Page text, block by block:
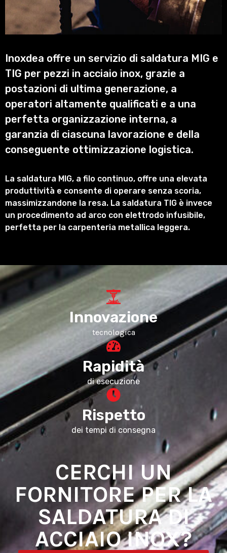
Inoxdea offre un servizio di saldatura MIG e
TIG per pezzi in acciaio inox, grazie a
postazioni di ultima generazione, a
operatori altamente qualificati e a una
perfetta organizzazione interna, a
garanzia di ciascuna lavorazione e della
conseguente ottimizzazione logistica.
La saldatura MIG, a filo continuo, offre una elevata
produttività e consente di operare senza scoria,
massimizzandone la resa. La saldatura TIG è invece
un procedimento ad arco con elettrodo infusibile,
perfetta per la carpenteria metallica leggera.
Innovazione
tecnologica
Rapidità
di esecuzione
Rispetto
dei tempi di consegna
CERCHI UN
FORNITORE PER LA
SALDATURA DI
ACCIAIO INOX?